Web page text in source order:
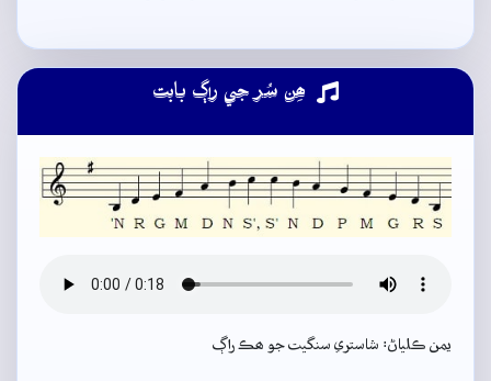
ھِن سُر جي راڳ بابت
يمن ڪلياڻ: شاستري سنگيت جو ھڪ راڳ